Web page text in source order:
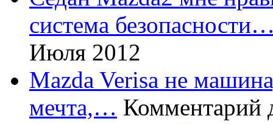
система
Июля 2012
Mazda Verisa не
мечта,… Комментарий